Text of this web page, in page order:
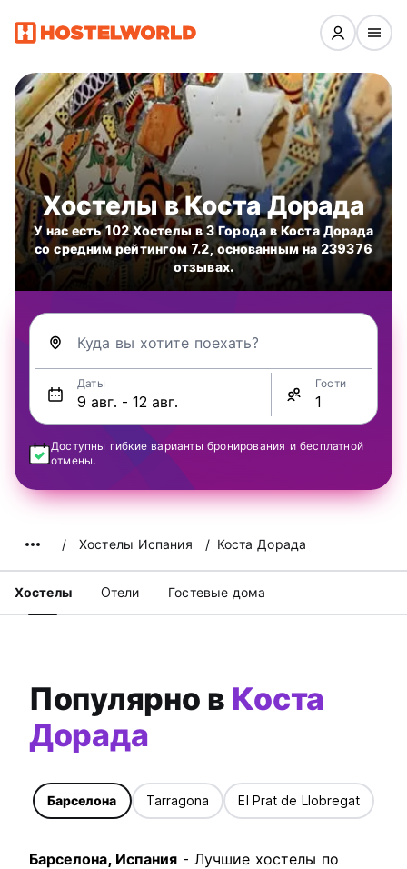
Хостелы в Коста Дорада
У нас есть 102 Хостелы в 3 Города в Коста Дорада
со средним рейтингом 7.2, основанным на 239376
отзывах.
Куда вы хотите поехать?
Даты Гости
Доступны гибкие варианты бронирования и бесплатной
отмены.
Хостелы Испания Коста Дорада
Хостелы Oтели Гостевые дома
Популярно вКоста
Дорада
Барселона Tarragona El Prat de Llobregat
Барселона, Испания - Лучшие хостелы по